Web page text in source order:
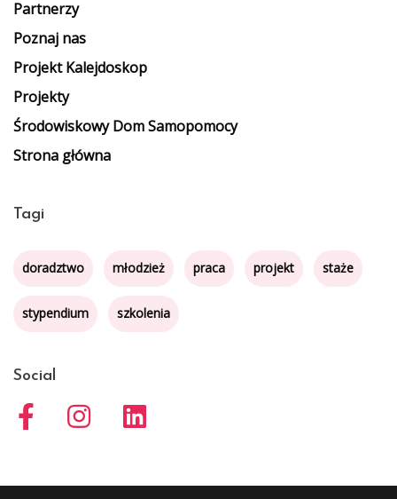
Partnerzy
Poznaj nas
Projekt Kalejdoskop
Projekty
Środowiskowy Dom Samopomocy
Strona główna
Tagi
doradztwo młodzież praca projekt staże
stypendium szkolenia
Social